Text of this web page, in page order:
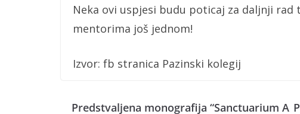
Neka ovi uspjesi budu poticaj za daljnji
mentorima još jednom!
Izvor: fb stranica Pazinski kolegij
Predstvaljena monografija “Sanctuarium A